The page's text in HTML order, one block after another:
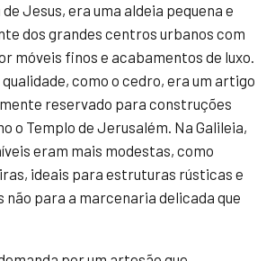
Jesus, era uma aldeia pequena e
dos grandes centros urbanos com
móveis finos e acabamentos de luxo.
como o cedro, era um artigo
reservado para construções
o Templo de Jerusalém. Na Galileia,
eram mais modestas, como
ideais para estruturas rústicas e
para a marcenaria delicada que